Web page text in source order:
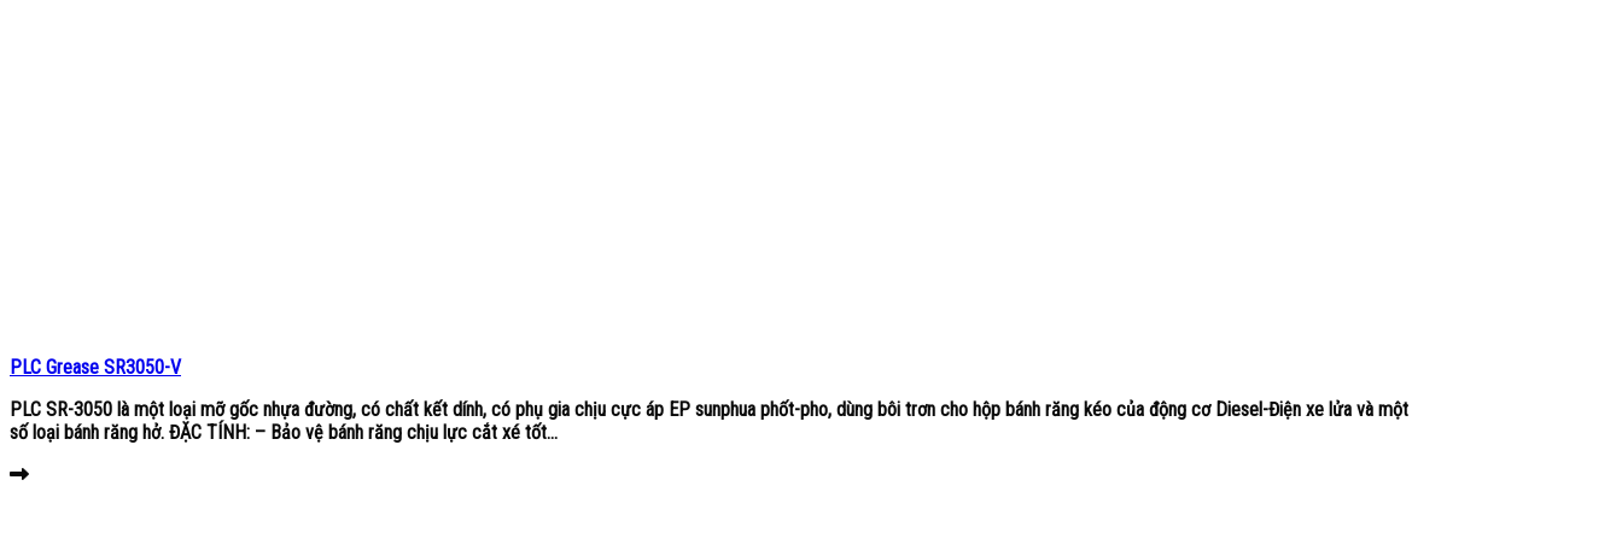
PLC Grease SR3050-V
PLC SR-3050 là một loại mỡ gốc nhựa đường, có chất kết dính, có phụ gia chịu cực áp EP sunphua phốt-pho, dùng bôi trơn cho hộp bánh răng kéo của động cơ Diesel-Điện xe lửa và một
số loại bánh răng hở. ĐẶC TÍNH: – Bảo vệ bánh răng chịu lực cắt xé tốt...